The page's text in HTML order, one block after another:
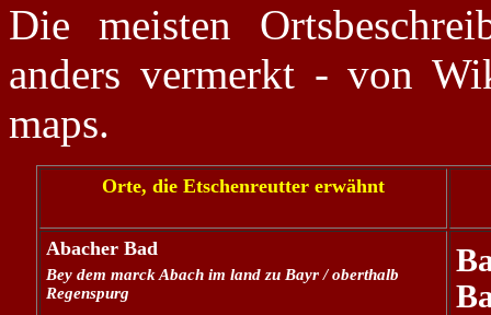
Die meisten
anders vermerkt - von
maps.
Orte, die Etschenreutter erwähnt
Abacher Bad
Bey dem marck Abach im land zu Bayr / oberthalb
Regenspurg